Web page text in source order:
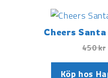
Cheers
450kr
Köp hos